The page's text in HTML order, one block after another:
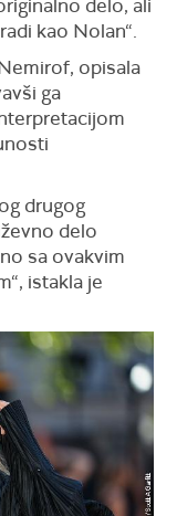
delo, ali
kao Nolan“.
opisala
ga
drugog
delo
sa ovakvim
istakla je